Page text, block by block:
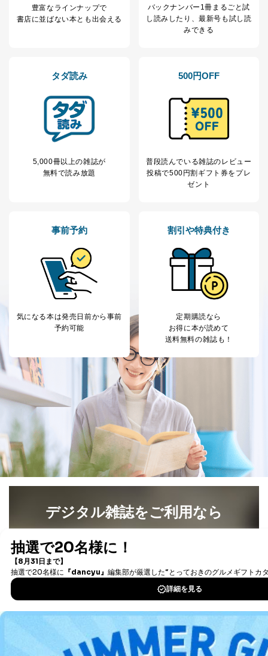
とが困難である場合。
国の機関もしくは地方公共団体またはその委託を受け
た者が法令の定める事務を遂行することに対して協力
上記２．の利用目的を実施するために守秘義務を結ん
託・提供する場合、その業務に必要な範囲で委託・提
供先企業に個人情報を開示することがあります。
委託・提供先企業は具体的には以下のような企業です
が、これらに限りません。
トカード決済などの決済代行・料金回収会社、広
告配信サービス会社
提供先：出版社、出版物発売元、卸売会社、販売
４．開示対象個人情報の「開示」「訂正」等の請求につ
当社は、本人から、開示対象個人情報について利用目的
の通知を求められた場合には、遅滞なくこれに応じま
す。ただし、以下①～④のいずれかに該当する場合は、
利用目的の通知を行なうことはできません。そのとき
説明させていただきます。
①利用目的を本人に通知し、又は公表することによって
本人又は第三者の生命、身体、財産その他の権利利益を
害するおそれがある場合
②利用目的を本人に通知し、又は公表することによって
当該事業者の権利又は正当な利益を害するおそれがある
③国の機関又は地方公共団体が法令の定める事務を遂行
することに対して協力する必要がある場合であって、利
用目的を本人に通知し、又は公表することによって当該
事務の遂行に支障を及ぼすおそれがあるとき
④開示対象個人情報の利用目的が明らかな場合
開示対象個人情報については、保有個人データの本人ま
たはその代理人からの利用目的の通知、開示、変更等
の停止または消去」「第三者への提供の停止」）の求め
に対応させていただいております。 当社顧客の皆様の
で、訂正、追加、変更を行っていただくことが出来ま
す。マイページをご利用いただけない方、その他の方に
つきましては、下記Aをご覧ください。 また、ご登録い
ただいた個人情報のうち、市町村などの名称および郵便
番号、金融機関の名称あるいはクレジットカードの有効
期限など、商品のお届けやご請求を行う上で支障がある
情報に変更があった場合には、当社が登録情報を変更さ
A.開示等の求めの申し出先、提出していただく書面等
開示等の求めは、電話又は電子メールにて下記までお申
豊富なラインナップで
書店に並ばない本とも出会える
バックナンバー1冊まるごと試
し読み したり、最新号も試し読
みできる
タダ読み
5,000冊以上の雑誌が
無料で読み放題
500円OFF
普段読んでいる雑誌のレビュー
投稿で500円割ギフト券をプレ
ゼント
事前予約
気になる本は発売日前から事前
予約可能
割引や特典付き
定期購読なら
お得に本が読めて
送料無料の雑誌も！
デジタル雑誌をご利用なら
書籍）が無料で読み放題！
DOWNLOAD FOR IOS
DOWNLOAD FOR ANDROID